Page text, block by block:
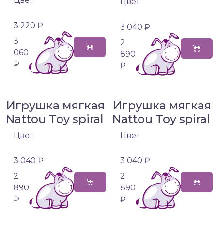
3 220 ₽
3
060
₽
3 040 ₽
2
890
₽
Игрушка мягкая
Nattou Toy spiral
Цвет
3 040 ₽
2
890
₽
Игрушка мягкая
Nattou Toy spiral
Цвет
3 040 ₽
2
890
₽